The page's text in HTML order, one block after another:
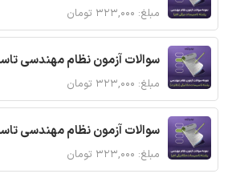
مبلغ: ۳۲۳,۰۰۰ تومان
سوالات آزمون نظام مهندسی
مبلغ: ۳۲۳,۰۰۰ تومان
سوالات آزمون نظام مهندسی
مبلغ: ۳۲۳,۰۰۰ تومان